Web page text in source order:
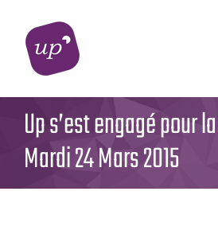
content
Up s’est engagé pour
Mardi 24 Mars 2015